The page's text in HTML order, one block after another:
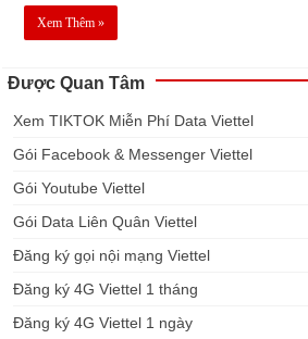
Xem Thêm »
Được Quan Tâm
Xem TIKTOK Miễn Phí Data Viettel
Gói Facebook & Messenger Viettel
Gói Youtube Viettel
Gói Data Liên Quân Viettel
Đăng ký gọi nội mạng Viettel
Đăng ký 4G Viettel 1 tháng
Đăng ký 4G Viettel 1 ngày